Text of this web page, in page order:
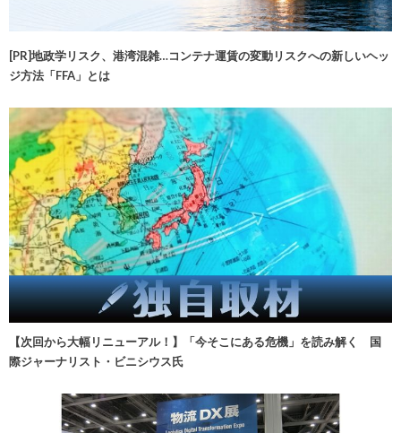
[PR]地政学リスク、港湾混雑…コンテナ運賃の変動リスクへの新しいヘッ
ジ方法「FFA」とは
【次回から大幅リニューアル！】「今そこにある危機」を読み解く 国
際ジャーナリスト・ビニシウス氏